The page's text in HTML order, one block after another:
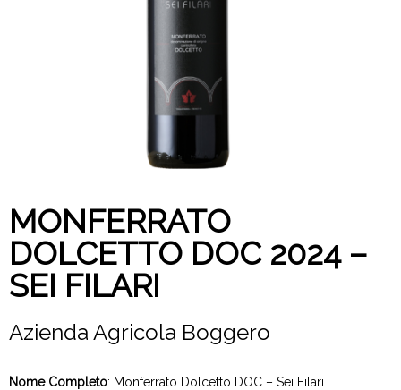
MONFERRATO
DOLCETTO DOC 2024 –
SEI FILARI
Azienda Agricola Boggero
Nome Completo: Monferrato Dolcetto DOC – Sei Filari